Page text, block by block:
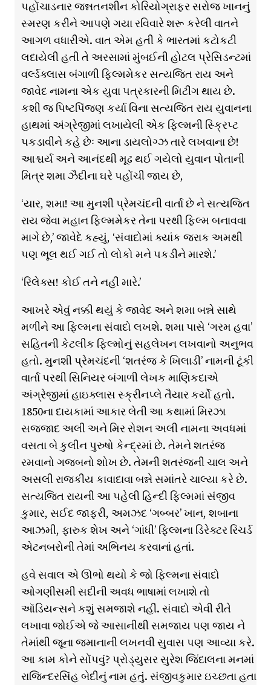
પહોંચાડનાર જન્નતનશીન કોરિયોગ્રાફર સરોજ ખાનનું
સ્મરણ કરીને આપણે ગયા રવિવારે શરૂ કરેલી વાતને
આગળ વધારીએ. વાત એમ હતી કે ભારતમાં કટોકટી
લદાયેલી હતી તે અરસામાં મુંબઈની હોટલ પ્રેસિડન્ટમાં
વર્લ્ડક્લાસ બંગાળી ફિલ્મમેકર સત્યજિત રાય અને
જાવેદ નામના એક યુવા પત્રકારની મિટીંગ થાય છે.
કશી જ પિષ્ટપિંજણ કર્યા વિના સત્યજિત રાય યુવાનના
હાથમાં અંગ્રેજીમાં લખાયેલી એક ફિલ્મની સ્ક્રિપ્ટ
પકડાવીને કહે છેઃ આના ડાયલોગ્ઝ તારે લખવાના છે!
આશ્ચર્ય અને આનંદથી મૂઢ થઈ ગયેલો યુવાન પોતાની
મિત્ર શમા ઝૈદીના ઘરે પહોંચી જાય છે,
‘યાર, શમા! આ મુનશી પ્રેમચંદની વાર્તા છે ને સત્યજિત
રાય જેવા મહાન ફિલ્મમેકર તેના પરથી ફિલ્મ બનાવવા
માગે છે,’ જાવેદે કહ્યું, ‘સંવાદોમાં ક્યાંક જરાક અમથી
પણ ભૂલ થઈ ગઈ તો લોકો મને પકડીને મારશે.’
‘રિલેક્સ! કોઈ તને નહીં મારે.’
આખરે એવું નક્કી થયું કે જાવેદ અને શમા બન્ને સાથે
મળીને આ ફિલ્મના સંવાદો લખશે. શમા પાસે ‘ગરમ હવા’
સહિતની કેટલીક ફિલ્મોનું સહલેખન લખવાનો અનુભવ
હતો. મુનશી પ્રેમચંદની ‘શતરંજ કે ખિલાડી’ નામની ટૂંકી
વાર્તા પરથી સિનિયર બંગાળી લેખક માણિકદાએ
અંગ્રેજીમાં હાઇક્લાસ સ્ક્રીનપ્લે તૈયાર કર્યો હતો.
1850ના દાયકામાં આકાર લેતી આ કથામાં મિરઝા
સજ્જાદ અલી અને મિર રોશન અલી નામના અવધમાં
વસતા બે કુલીન પુરુષો કેન્દ્રમાં છે. તેમને શતરંજ
રમવાનો ગજબનો શોખ છે. તેમની શતરંજની ચાલ અને
અસલી રાજકીય કાવાદાવા બન્ને સમાંતરે ચાલ્યા કરે છે.
સત્યજિત રાયની આ પહેલી હિન્દી ફિલ્મમાં સંજીવ
કુમાર, સઈદ જાફરી, અમઝદ ‘ગબ્બર’ ખાન, શબાના
આઝમી, ફારુક શેખ અને ‘ગાંધી’ ફિલ્મના ડિરેક્ટર રિચર્ડ
એટનબરોની તેમાં અભિનય કરવાનાં હતાં.
હવે સવાલ એ ઊભો થયો કે જો ફિલ્મના સંવાદો
ઓગણીસમી સદીની અવધ ભાષામાં લખાશે તો
ઑડિયન્સને કશું સમજાશે નહીં. સંવાદો એવી રીતે
લખાવા જોઈએ જે આસાનીથી સમજાય પણ જાય ને
તેમાંથી જૂના જમાનાની લખનવી સુવાસ પણ આવ્યા કરે.
આ કામ કોને સોંપવું? પ્રોડ્યુસર સુરેશ જિંદાલના મનમાં
રાજિન્દરસિંહ બેદીનું નામ હતું. સંજીવકુમાર ઇચ્છતા હતા